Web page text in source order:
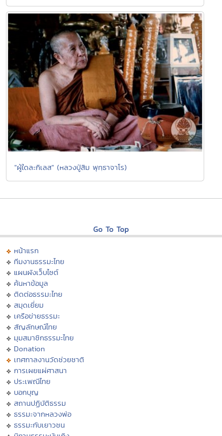
"ผู้ใดละกิเลส" (หลวงปู่สิม พุทฺธาจาโร)
Go To Top
หน้าแรก
ทีมงานธรรมะไทย
แผนผังเว็บไซต์
ค้นหาข้อมูล
ติดต่อธรรมะไทย
สมุดเยี่ยม
เครือข่ายธรรมะ
สัญลักษณ์ไทย
มุมสมาชิกธรรมะไทย
Donation
เทศกาลงานวัดช่วยชาติ
การเผยแผ่ศาสนา
ประเพณีไทย
บอกบุญ
สถานปฏิบัติธรรม
ธรรมะจากหลวงพ่อ
ธรรมะกับเยาวชน